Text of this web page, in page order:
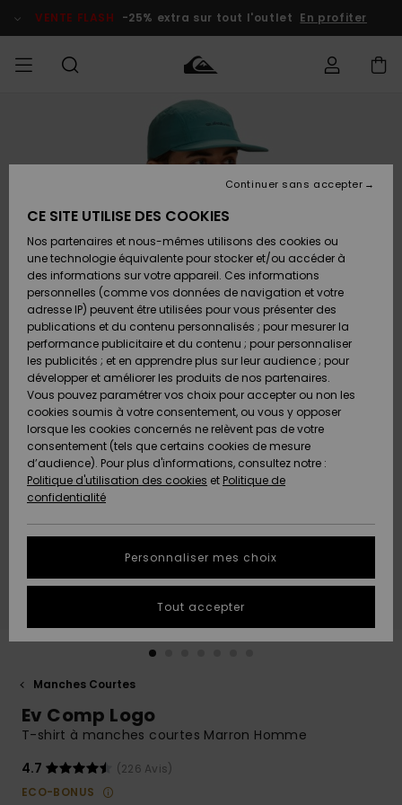
l'information
le
VENTE FLASH -25% extra sur tout l'outlet En profiter
Vêtements
Accessoires
Chaussures
& Tongs
Surf
Snow
Nouveautés
A
Découvrir
Vêtements
Accessoires
Chaussures
& Tongs
Surf
Snow
Nouveautés
A
Découvrir
FEMME
Shop
Nouveautés
A
Découvrir
Snow
SURF
Surf Shop
Homme
Enfant
Highlights
Communauté
SNOW
Snow
Homme
Snow
Shop
Enfant
Snow
Shop
Femme
A
Découvrir
Communauté
VENTE
FLASH
Outlet
Homme
Enfant
Outlet
Femme
Préférences
Langue Et
Région
français
Nederlands
AIDE &
CONTACT
Accéder à
ma
commande
Retours
Paiement
Carte
Cadeau
Quiksilver
Freedom
Protection
des données
Démarrez
pour obtenir
question.
Démarrer
conversation
COLLECTION
CARTE
CADEAU
LISTE DE
SOUHAITS
Manches Courtes
Ev Comp Logo
T-shirt à manches courtes Marron Homme
4.7
(226 Avis)
ECO-BONUS
CE SITE UTILISE DES COOKIES
Nos partenaires et nous-mêmes utilisons des cookies ou
une technologie équivalente pour stocker et/ou accéder à
des informations sur votre appareil. Ces informations
personnelles (comme vos données de navigation et votre
adresse IP) peuvent être utilisées pour vous présenter des
publications et du contenu personnalisés ; pour mesurer la
performance publicitaire et du contenu ; pour personnaliser
les publicités ; et en apprendre plus sur leur audience ; pour
développer et améliorer les produits de nos partenaires.
Vous pouvez paramétrer vos choix pour accepter ou non les
cookies soumis à votre consentement, ou vous y opposer
lorsque les cookies concernés ne relèvent pas de votre
consentement (tels que certains cookies de mesure
d’audience). Pour plus d'informations, consultez notre :
Politique d'utilisation des cookies et Politique de
confidentialité
Personnaliser mes choix
Continuer sans accepter
Tout accepter